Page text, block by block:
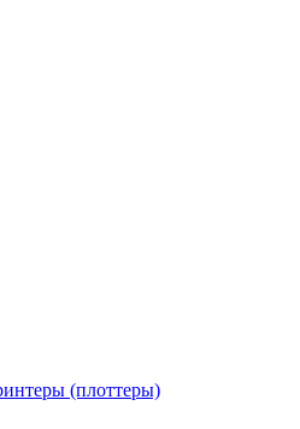
(плоттеры)